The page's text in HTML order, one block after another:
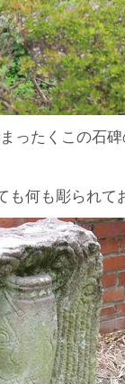
たくこの石
何も彫られて